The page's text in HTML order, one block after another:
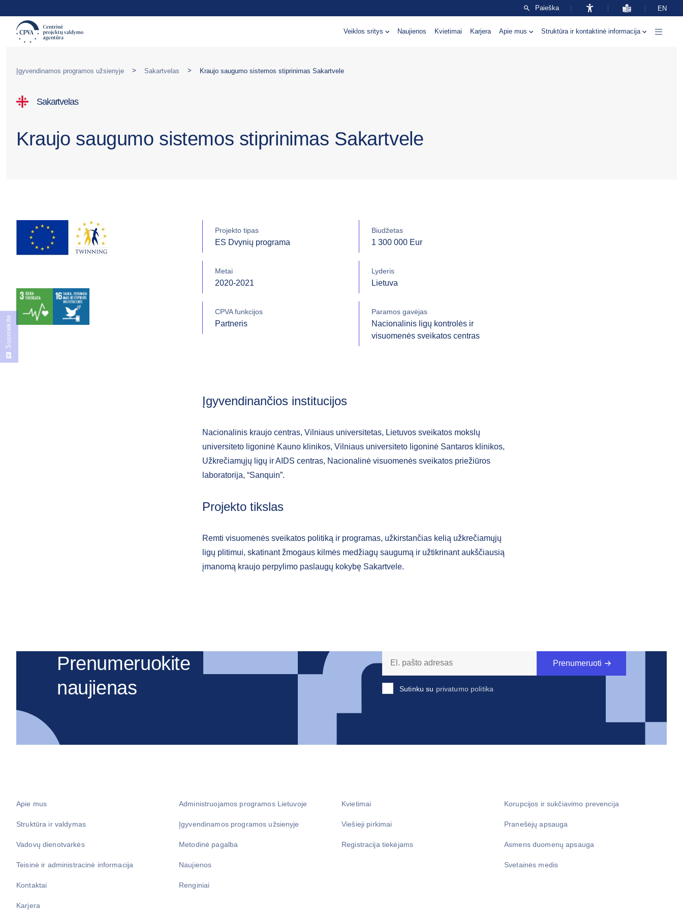
Paieška EN
Veiklos sritys Naujienos Kvietimai Karjera Apie mus Struktūra ir kontaktinė informacija
Įgyvendinamos programos užsienyje > Sakartvelas > Kraujo saugumo sistemos stiprinimas Sakartvele
Sakartvelas
Kraujo saugumo sistemos stiprinimas Sakartvele
Projekto tipas
ES Dvynių programa
Biudžetas
1 300 000 Eur
Metai
2020-2021
Lyderis
Lietuva
CPVA funkcijos
Partneris
Paramos gavėjas
Nacionalinis ligų kontrolės ir
visuomenės sveikatos centras
Įgyvendinančios institucijos
Nacionalinis kraujo centras, Vilniaus universitetas, Lietuvos sveikatos mokslų
universiteto ligoninė Kauno klinikos, Vilniaus universiteto ligoninė Santaros klinikos,
Užkrečiamųjų ligų ir AIDS centras, Nacionalinė visuomenės sveikatos priežiūros
laboratorija, “Sanquin”.
Projekto tikslas
Remti visuomenės sveikatos politiką ir programas, užkirstančias kelią užkrečiamųjų
ligų plitimui, skatinant žmogaus kilmės medžiagų saugumą ir užtikrinant aukščiausią
įmanomą kraujo perpylimo paslaugų kokybę Sakartvele.
Prenumeruokite
naujienas
Sutinku su privatumo politika
Prenumeruoti
Apie mus
Struktūra ir valdymas
Vadovų dienotvarkės
Teisinė ir administracinė informacija
Kontaktai
Karjera
Administruojamos programos Lietuvoje
Įgyvendinamos programos užsienyje
Metodinė pagalba
Naujienos
Renginiai
Kvietimai
Viešieji pirkimai
Registracija tiekėjams
Korupcijos ir sukčiavimo prevencija
Pranešėjų apsauga
Asmens duomenų apsauga
Svetainės medis
Susisiekite